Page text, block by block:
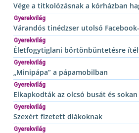
Vége a titkolózásnak a kórházban
Gyerekvilág
Várandós tinédzser utolsó
Gyerekvilág
Életfogytiglani börtönbüntetésre
Gyerekvilág
„Minipápa” a pápamobilban
Gyerekvilág
Elkapkodták az olcsó busát és
Gyerekvilág
Szexért fizetett diákoknak
Gyerekvilág